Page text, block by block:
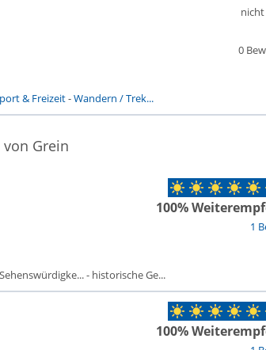
0
& Freizeit-Wandern / Trek...
Grein
1
100%
Sehenswürdigke... - historische Ge...
100%